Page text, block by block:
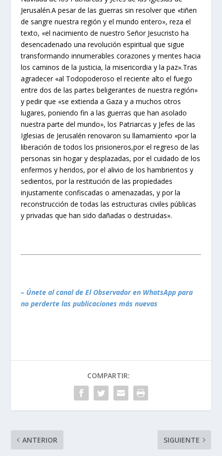
Jerusalén.A pesar de las guerras sin resolver que «tiñen
de sangre nuestra región y el mundo entero», reza el
texto, «el nacimiento de nuestro Señor Jesucristo ha
desencadenado una revolución espiritual que sigue
transformando innumerables corazones y mentes hacia
los caminos de la justicia, la misericordia y la paz».Tras
agradecer «al Todopoderoso el reciente alto el fuego
entre dos de las partes beligerantes de nuestra región»
y pedir que «se extienda a Gaza y a muchos otros
lugares, poniendo fin a las guerras que han asolado
nuestra parte del mundo», los Patriarcas y Jefes de las
Iglesias de Jerusalén renovaron su llamamiento «por la
liberación de todos los prisioneros,por el regreso de las
personas sin hogar y desplazadas, por el cuidado de los
enfermos y heridos, por el alivio de los hambrientos y
sedientos, por la restitución de las propiedades
injustamente confiscadas o amenazadas, y por la
reconstrucción de todas las estructuras civiles públicas
y privadas que han sido dañadas o destruidas».
– Únete al canal de El Observador en WhatsApp para
no perderte las publicaciones más nuevas
COMPARTIR:
ANTERIOR SIGUIENTE